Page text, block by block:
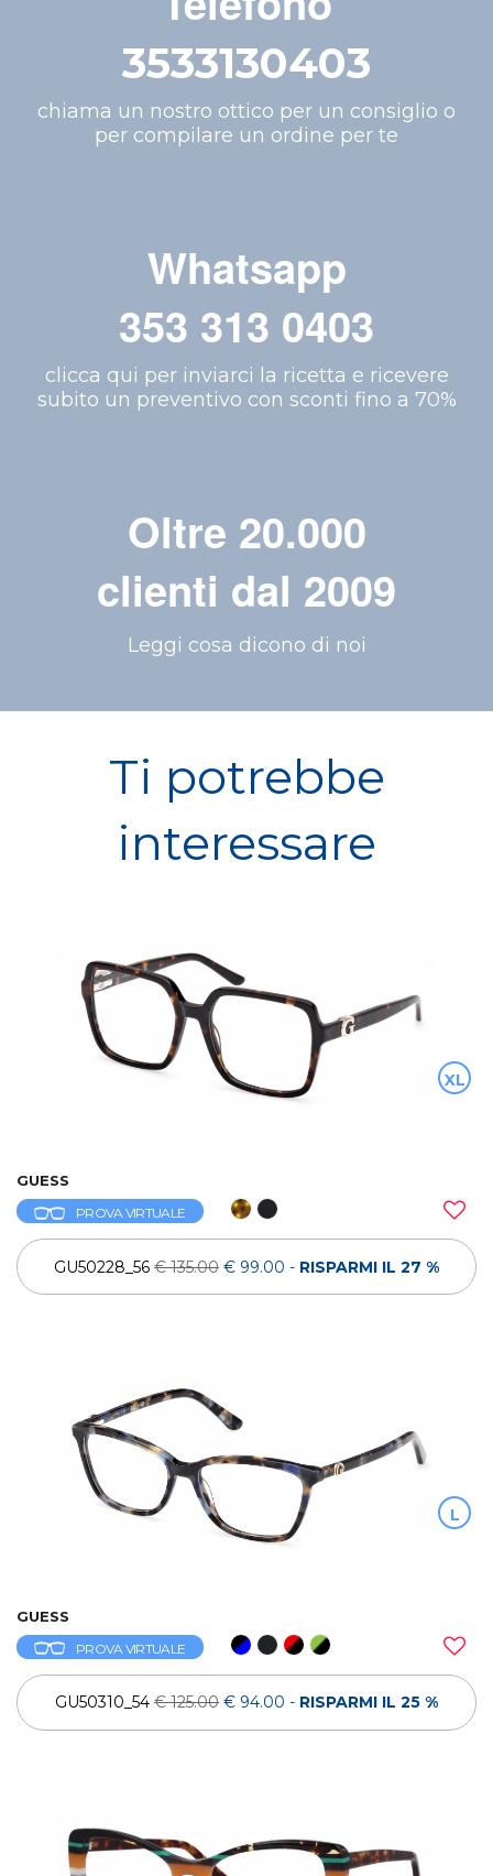
3533130403
chiama un nostro ottico per un consiglio o
per compilare un ordine per te
Whatsapp
353 313 0403
clicca qui per inviarci la ricetta e ricevere
subito un preventivo con sconti fino a 70%
Oltre 20.000
clienti dal 2009
Leggi cosa dicono di noi
Ti potrebbe
interessare
XL
GUESS
PROVA VIRTUALE
GU50228_56 € 135.00 € 99.00 - RISPARMI IL 27 %
L
GUESS
PROVA VIRTUALE
GU50310_54 € 125.00 € 94.00 - RISPARMI IL 25 %